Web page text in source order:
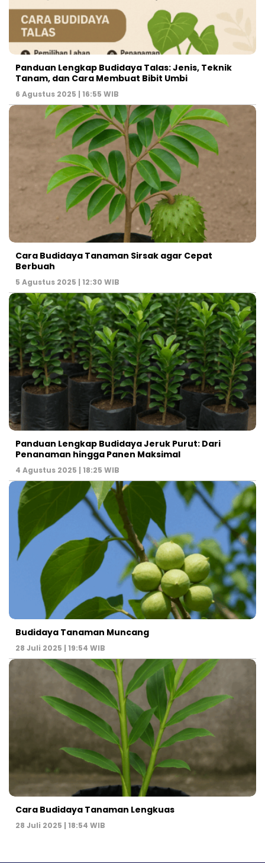
Panduan Lengkap Budidaya Talas: Jenis, Teknik
Tanam, dan Cara Membuat Bibit Umbi
6 Agustus 2025 | 16:55 WIB
Cara Budidaya Tanaman Sirsak agar Cepat
Berbuah
5 Agustus 2025 | 12:30 WIB
Panduan Lengkap Budidaya Jeruk Purut: Dari
Penanaman hingga Panen Maksimal
4 Agustus 2025 | 18:25 WIB
Budidaya Tanaman Muncang
28 Juli 2025 | 19:54 WIB
Cara Budidaya Tanaman Lengkuas
28 Juli 2025 | 18:54 WIB